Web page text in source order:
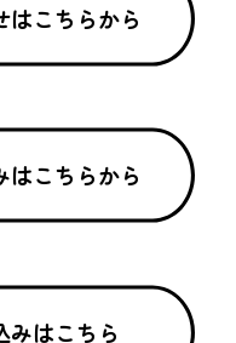
はこちらから
はこちらから
みはこちら